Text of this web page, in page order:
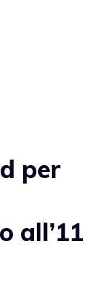
per
all’11